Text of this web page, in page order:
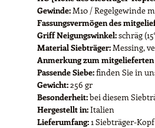
Gewinde:M10 / Regelgewinde
Fassungsvermögen des
Griff Neigungswinkel:schräg
Material Siebträger:Messing,
Anmerkung zum mitgelieferten
Passende Siebe:finden Sie in
Gewicht:256 gr
Besonderheit:bei diesem
Hergestellt in:Italien
Lieferumfang:1 Siebträger-